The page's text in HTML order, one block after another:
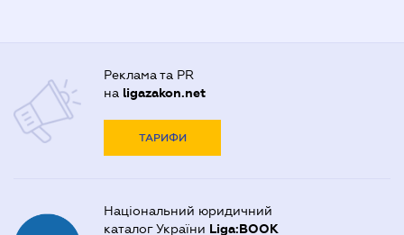
Реклама та PR
на ligazakon.net
ТАРИФИ
Національний юридичний
каталог України Liga:BOOK